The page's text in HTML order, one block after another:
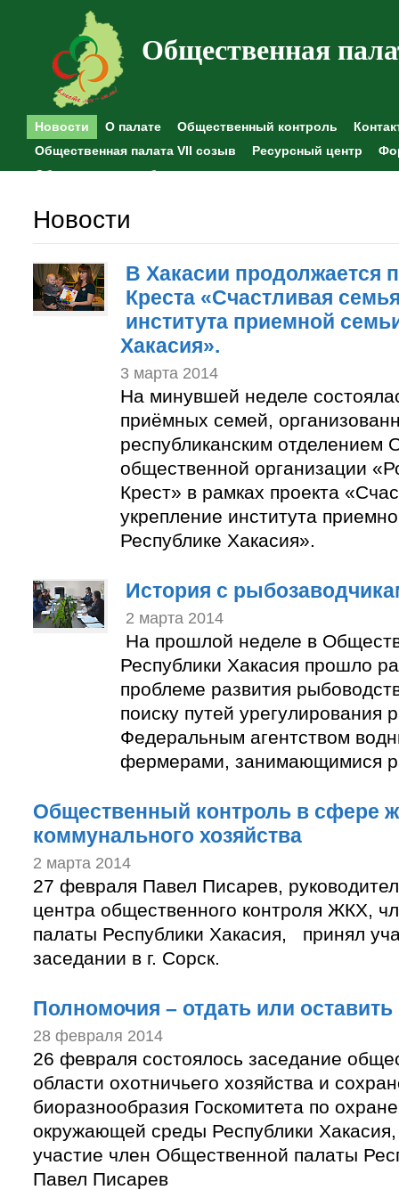
Общественная
Новости О палате Общественный контроль
Общественная палата VII созыв
Ресурсный центр
Общественные наблюдения
Новости
В Хакасии продолжается
Креста «Счастливая
института приемной
Хакасия».
3 марта 2014
На минувшей неделе
приёмных семей,
республиканским отделением
общественной организации
Крест» в рамках проекта
укрепление института
Республике Хакасия».
История с
2 марта 2014
На прошлой неделе в
Республики Хакасия прошло
проблеме развития
поиску путей урегулирования
Федеральным агентством
фермерами, занимающимися
Общественный контроль в сфере
коммунального хозяйства
2 марта 2014
27 февраля Павел Писарев,
центра общественного контроля ЖКХ,
палаты Республики Хакасия, принял
заседании в г. Сорск.
Полномочия – отдать или оставить
28 февраля 2014
26 февраля состоялось заседание
области охотничьего хозяйства и
биоразнообразия Госкомитета по
окружающей среды Республики
участие член Общественной палаты
Павел Писарев